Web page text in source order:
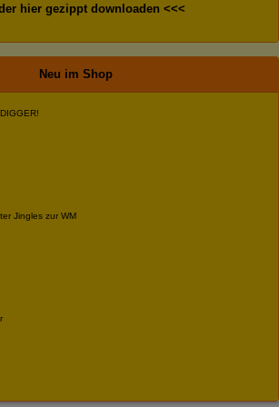
hier gezippt downloaden <<<
Neu im Shop
Jingles zur WM